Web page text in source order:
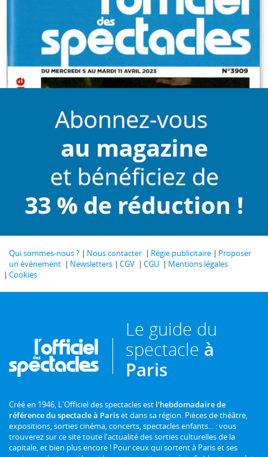
Qui sommes-nous ? Nous contacter Régie publicitaire
Proposer
un événement
Newsletters CGV CGU
Mentions légales
Cookies
Le guide du
spectacle à
Paris
Créé en 1946, L'Officiel des spectacles est l'hebdomadaire de
référence du spectacle à Pariset dans sa région. Pièces de théâtre,
expositions, sorties cinéma, concerts, spectacles enfants... : vous
trouverez sur ce site toute l'actualité des sorties culturelles de la
capitale, et bien plus encore ! Pour ceux qui sortent à Paris et ses